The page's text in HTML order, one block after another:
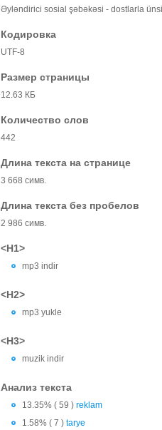
Əyləndirici sosial şəbəkəsi - dostlarla
Кодировка
UTF-8
Размер страницы
12.63 КБ
Количество слов
442
Длина текста на странице
3 668 симв.
Длина текста без пробелов
2 986 симв.
<H1>
mp3 indir
<H2>
mp3 yukle
<H3>
muzik indir
Анализ текста
13.35% ( 59 ) reklam
1.58% ( 7 ) tarye